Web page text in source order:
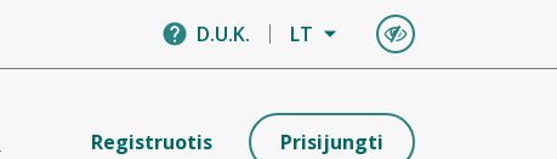
D.U.K. LT
Registruotis Prisijungti